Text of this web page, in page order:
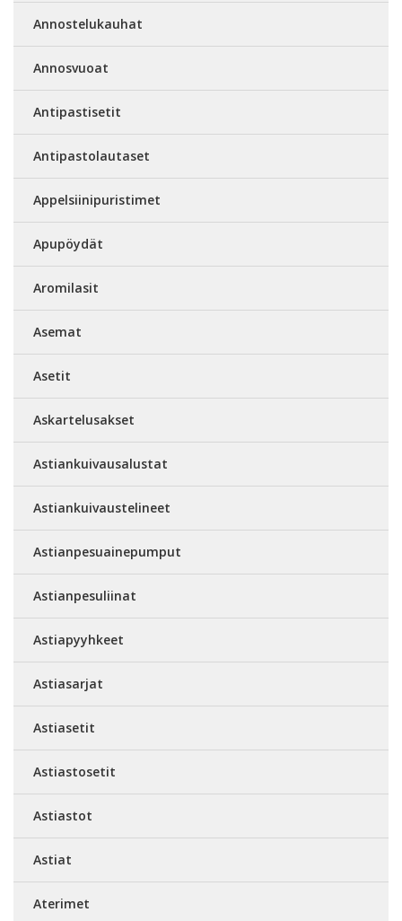
Annostelukauhat
Annosvuoat
Antipastisetit
Antipastolautaset
Appelsiinipuristimet
Apupöydät
Aromilasit
Asemat
Asetit
Askartelusakset
Astiankuivausalustat
Astiankuivaustelineet
Astianpesuainepumput
Astianpesuliinat
Astiapyyhkeet
Astiasarjat
Astiasetit
Astiastosetit
Astiastot
Astiat
Aterimet